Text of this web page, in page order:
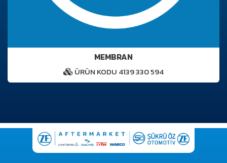
MEMBRAN
ÜRÜN KODU 4139 330 594